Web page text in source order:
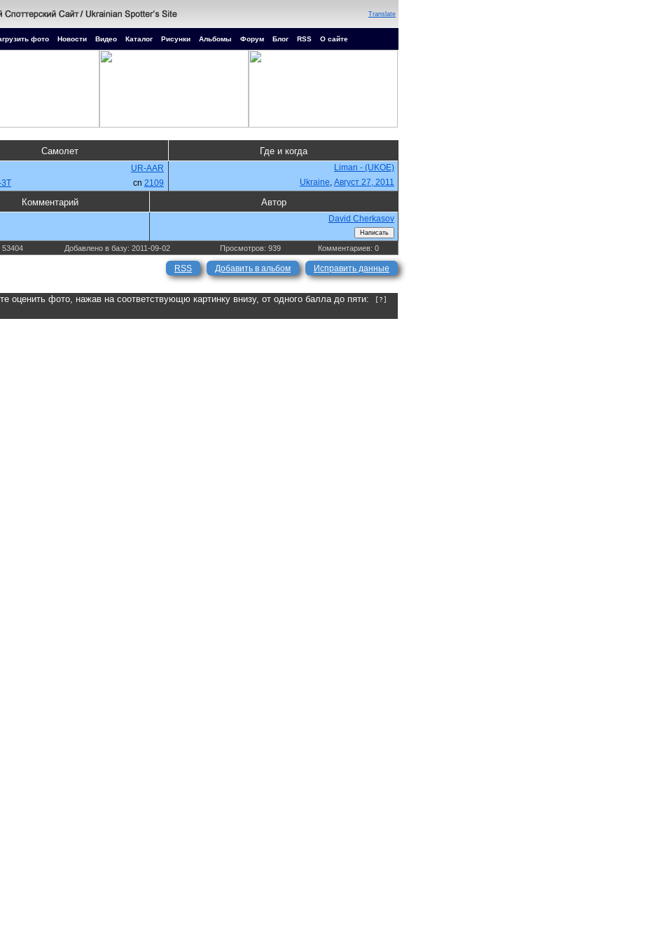
Translate
фото Новости Видео Каталог Рисунки Альбомы Форум Блог RSS О сайте
Самолет Где и когда
UR-AAR
Liman - (UKOE)
cn 2109 Ukraine, Август 27, 2011
Комментарий Автор
David Cherkasov
53404 Добавлено в базу: 2011-09-02 Просмотров: 939 Комментариев: 0
RSS Добавить в альбом Исправить данные
оценить фото, нажав на соответствующю картинку внизу, от одного балла до пяти: [?]